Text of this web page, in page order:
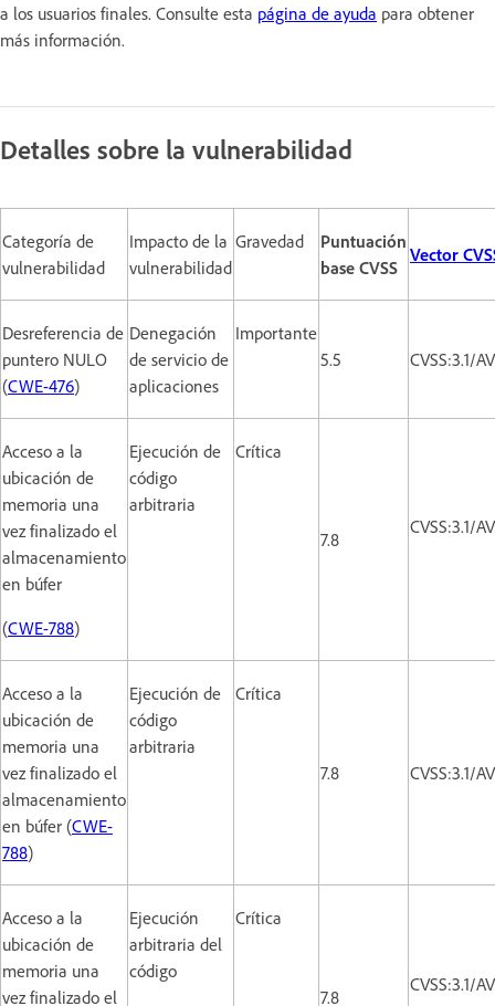
a los usuarios finales. Consulte esta página de ayuda para obtener
más información.
Detalles sobre la vulnerabilidad
Categoría de
vulnerabilidad
Impacto de la
vulnerabilidad
Gravedad
Puntuación
base CVSS
Vector
Desreferencia de
puntero NULO
(CWE-476)
Denegación
de servicio de
aplicaciones
Importante
5.5
CVSS:3.1/
Acceso a la
ubicación de
memoria una
vez finalizado el
almacenamiento
en búfer
(CWE-788)
Ejecución de
código
arbitraria
Crítica
7.8
CVSS:3.1/
Acceso a la
ubicación de
memoria una
vez finalizado el
almacenamiento
en búfer (CWE-
788)
Ejecución de
código
arbitraria
Crítica
7.8 CVSS:3.1/
Acceso a la
ubicación de
memoria una
vez finalizado el
Ejecución
arbitraria del
código
Crítica
7.8
CVSS:3.1/